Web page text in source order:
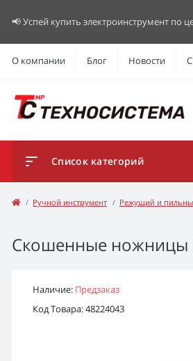
📢 Успей купить электроинструмент по
О компании Блог Новости
Список категорий
Ручной инструмент Режущий и
Скошенные ножницы
Наличие: Предзаказ
Код Товара: 48224043